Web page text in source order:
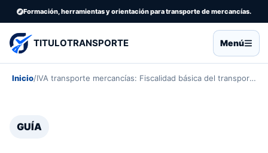
Formación, herramientas y orientación para transporte de mercancías.
TITULOTRANSPORTE Menú
Inicio/ IVA transporte mercancías: Fiscalidad básica del transportista: IVA, IRPF y gastos deducibles
GUÍA